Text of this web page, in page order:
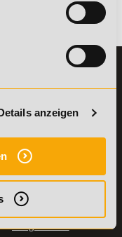
anzeigen
Lehr- und
Online Campus
Fördermöglichkeiten
Bildungsgutschein
Bring a Friend